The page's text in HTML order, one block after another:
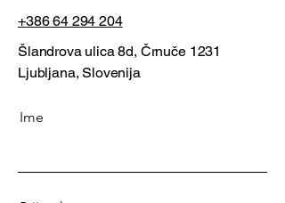
+386 64 294 204
Šlandrova ulica 8d, Črnuče 1231
Ljubljana, Slovenija
Ime